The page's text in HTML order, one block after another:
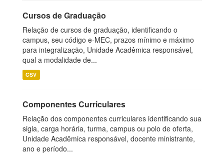
Cursos de Graduação
Relação de cursos de graduação, identificando o
campus, seu código e-MEC, prazos mínimo e máximo
para integralização, Unidade Acadêmica responsável,
qual a modalidade de...
CSV
Componentes Curriculares
Relação dos componentes curriculares identificando sua
sigla, carga horária, turma, campus ou polo de oferta,
Unidade Acadêmica responsável, docente ministrante,
ano e período...